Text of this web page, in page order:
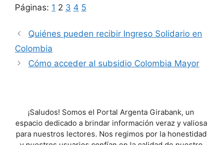
Páginas: 1 2 3 4 5
Quiénes pueden recibir Ingreso Solidario en
Colombia
Cómo acceder al subsidio Colombia Mayor
¡Saludos! Somos el Portal Argenta Girabank, un
espacio dedicado a brindar información veraz y valiosa
para nuestros lectores. Nos regimos por la honestidad